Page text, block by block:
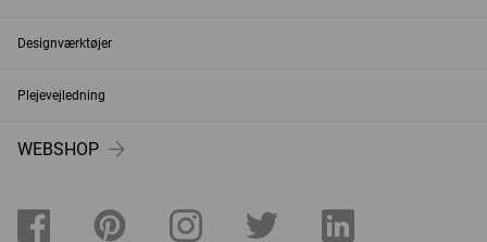
Designværktøjer
Plejevejledning
WEBSHOP